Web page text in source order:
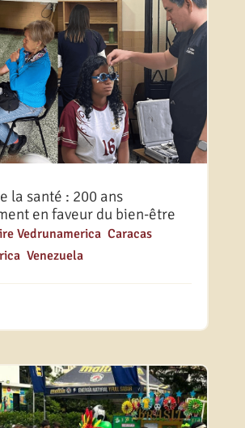
la santé : 200 ans
en faveur du bien-être
Vedrunamerica, Caracas,
, Venezuela